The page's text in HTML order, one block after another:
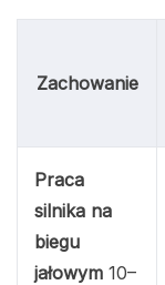
Zachowanie
Praca
silnika na
biegu
jałowym 10–